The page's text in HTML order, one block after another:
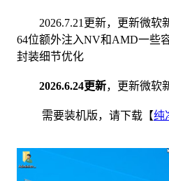
2026.7.21更新，更新微软
64位额外注入NV和AMD一些
封装细节优化
2026.6.24更新，更新微软
需要装机版，请下载【纯